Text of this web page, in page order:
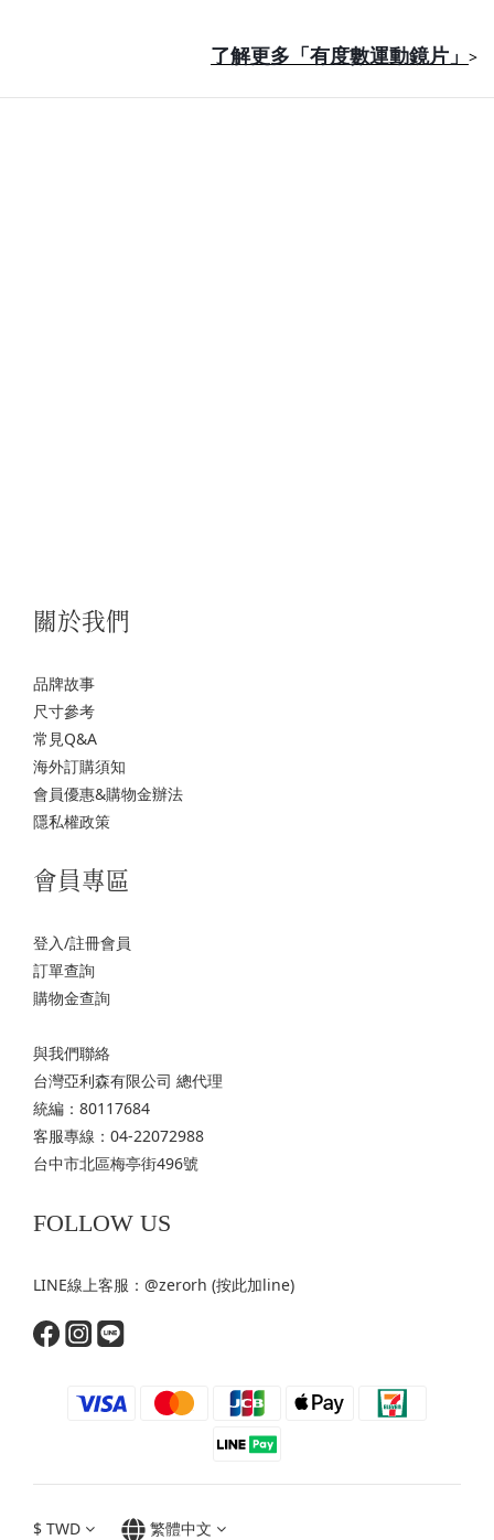
了解更多「有度數運動鏡片」 >
關於我們
品牌故事
尺寸參考
常見Q&A
海外訂購須知
會員優惠&購物金辦法
隱私權政策
會員專區
登入/註冊會員
訂單查詢
購物金查詢
與我們聯絡
台灣亞利森有限公司 總代理
統編：80117684
客服專線：04-22072988
台中市北區梅亭街496號
FOLLOW US
LINE線上客服：@zerorh (按此加line)
$ TWD 繁體中文